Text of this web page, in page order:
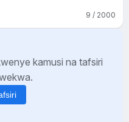
9 / 2000
kamusi na tafsiri